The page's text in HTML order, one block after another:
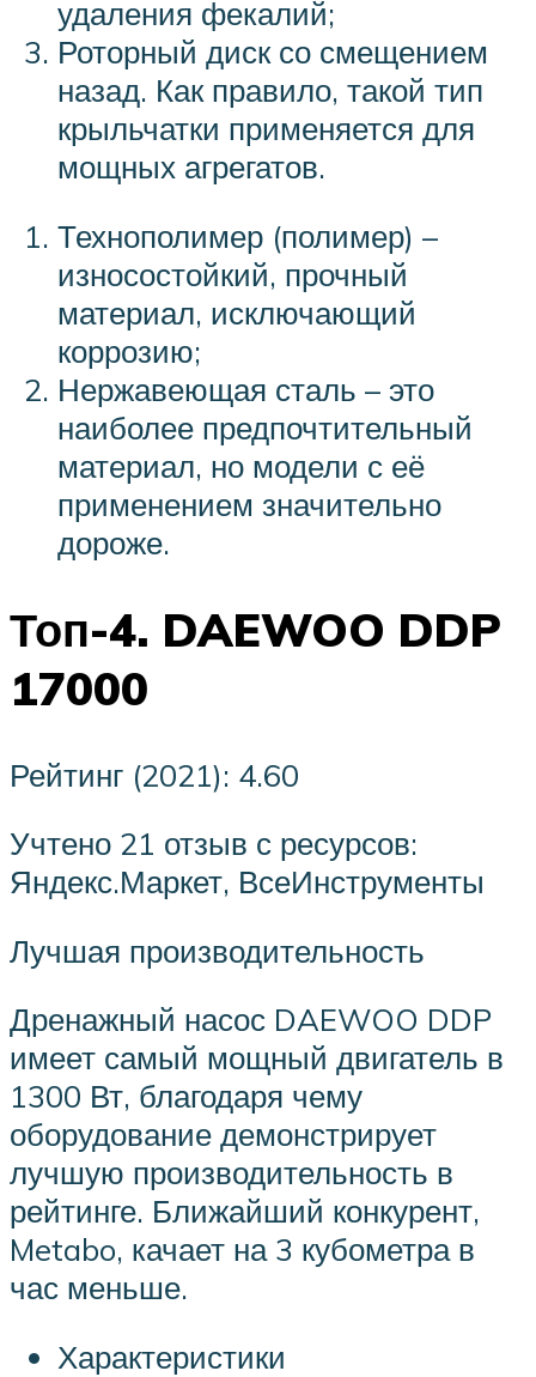
удаления фекалий;
Роторный диск со смещением
назад. Как правило, такой тип
крыльчатки применяется для
мощных агрегатов.
Технополимер (полимер) –
износостойкий, прочный
материал, исключающий
коррозию;
Нержавеющая сталь – это
наиболее предпочтительный
материал, но модели с её
применением значительно
дороже.
Топ-4. DAEWOO DDP
17000
Рейтинг (2021): 4.60
Учтено 21 отзыв с ресурсов:
Яндекс.Маркет, ВсеИнструменты
Лучшая производительность
Дренажный насос DAEWOO DDP
имеет самый мощный двигатель в
1300 Вт, благодаря чему
оборудование демонстрирует
лучшую производительность в
рейтинге. Ближайший конкурент,
Metabo, качает на 3 кубометра в
час меньше.
Характеристики